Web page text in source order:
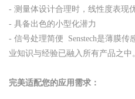
- 测量体设计合理时，线性度表现
- 具备出色的小型化潜力
- 信号处理简便 Senstech是薄膜
业知识与经验已融入所有产品之中
完美适配您的应用需求：